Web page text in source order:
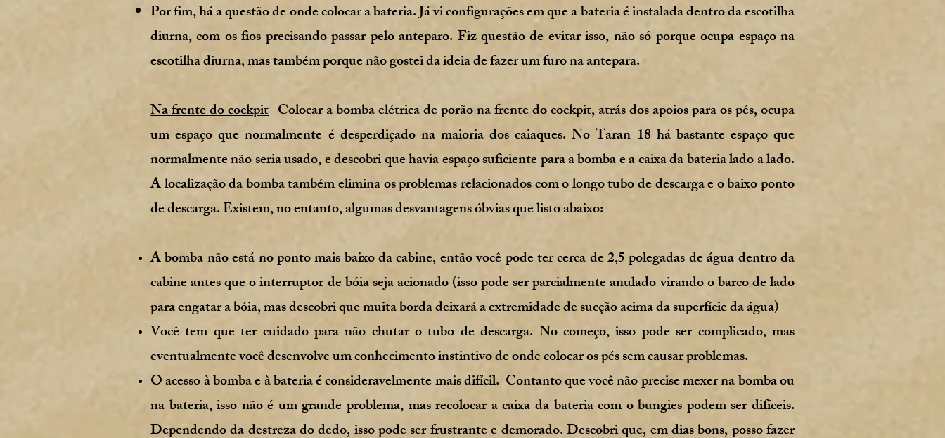
Por fim, há a questão de onde colocar a bateria. Já vi configurações em que a bateria é instalada dentro da escotilha
diurna, com os fios precisando passar pelo anteparo. Fiz questão de evitar isso, não só porque ocupa espaço na
escotilha diurna, mas também porque não gostei da ideia de fazer um furo na antepara.
Na frente do cockpit- Colocar a bomba elétrica de porão na frente do cockpit, atrás dos apoios para os pés, ocupa
um espaço que normalmente é desperdiçado na maioria dos caiaques. No Taran 18 há bastante espaço que
normalmente não seria usado, e descobri que havia espaço suficiente para a bomba e a caixa da bateria lado a lado.
A localização da bomba também elimina os problemas relacionados com o longo tubo de descarga e o baixo ponto
de descarga. Existem, no entanto, algumas desvantagens óbvias que listo abaixo:
A bomba não está no ponto mais baixo da cabine, então você pode ter cerca de 2,5 polegadas de água dentro da
cabine antes que o interruptor de bóia seja acionado (isso pode ser parcialmente anulado virando o barco de lado
para engatar a bóia, mas descobri que muita borda deixará a extremidade de sucção acima da superfície da água)
Você tem que ter cuidado para não chutar o tubo de descarga. No começo, isso pode ser complicado, mas
eventualmente você desenvolve um conhecimento instintivo de onde colocar os pés sem causar problemas.
O acesso à bomba e à bateria é consideravelmente mais difícil. Contanto que você não precise mexer na bomba ou
na bateria, isso não é um grande problema, mas recolocar a caixa da bateria com o bungies podem ser difíceis.
Dependendo da destreza do dedo, isso pode ser frustrante e demorado. Descobri que, em dias bons, posso fazer